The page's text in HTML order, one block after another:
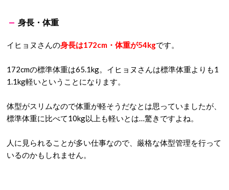
身長・体重
イヒョヌさんの身長は172cm・体重が54kgです。
172cmの標準体重は65.1kg。イヒョヌさんは標準体重よりも1
1.1kg軽いということになります。
体型がスリムなので体重が軽そうだなとは思っていましたが、
標準体重に比べて10kg以上も軽いとは…驚きですよね。
人に見られることが多い仕事なので、厳格な体型管理を行って
いるのかもしれません。